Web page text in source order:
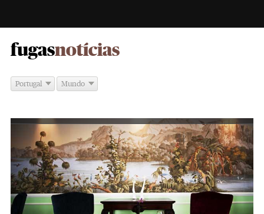
fugas -
notícias
Portugal Mundo